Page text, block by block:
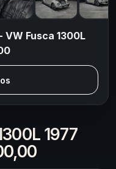
VW Fusca 1300L
1977